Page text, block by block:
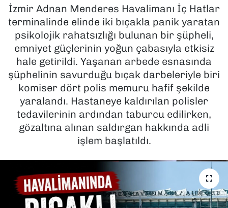
İzmir Adnan Menderes Havalimanı İç Hatlar
terminalinde elinde iki bıçakla panik yaratan
psikolojik rahatsızlığı bulunan bir şüpheli,
emniyet güçlerinin yoğun çabasıyla etkisiz
hale getirildi. Yaşanan arbede esnasında
şüphelinin savurduğu bıçak darbeleriyle biri
komiser dört polis memuru hafif şekilde
yaralandı. Hastaneye kaldırılan polisler
tedavilerinin ardından taburcu edilirken,
gözaltına alınan saldırgan hakkında adli
işlem başlatıldı.
KÜLTÜR SANAT
MAGAZİN
POLİTİKA
SAĞLIK
SPOR
YAŞAM
YEREL YÖNETİMLER
Son Dakika Haberleri
Haber Arşivi